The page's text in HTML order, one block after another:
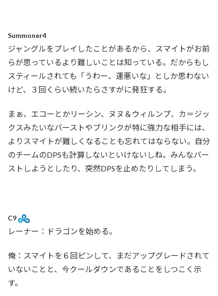
Summoner4
ジャングルをプレイしたことがあるから、スマイトがお前
らが思っているより難しいことは知っている。だからもし
スティールされても「うわー、運悪いな」としか思わない
けど、３回くらい続いたらさすがに発狂する。
まぁ、エコーとかリーシン、ヌヌ＆ウィルンプ、カ＝ジッ
クスみたいなバーストやブリンクが特に強力な相手には、
よりスマイトが難しくなることも忘れてはならない。自分
のチームのDPSも計算しないといけないしね。みんなバー
ストしようとしたり、突然DPSを止めたりしてしまう。
C9
レーナー：ドラゴンを始める。
俺：スマイトを６回ピンして、まだアップグレードされて
いないことと、今クールダウンであることをしつこく示
す。